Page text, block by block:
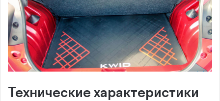
Технические характеристики